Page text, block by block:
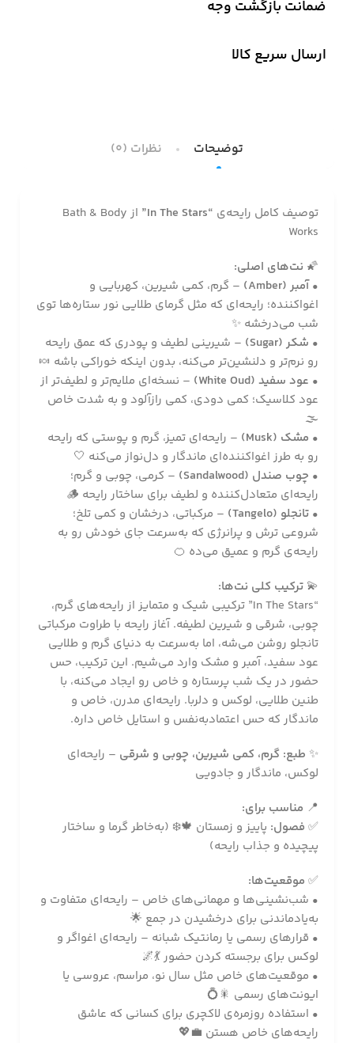
ضمانت بازگشت وجه
ارسال سریع کالا
توضیحات نظرات (0)
توصیف کامل رایحه‌ی “In The Stars”
از Bath & Body
Works
🌠 نت‌های اصلی:
•آمبر (Amber)
– گرم، کمی شیرین، کهربایی و
اغواکننده؛ رایحه‌ای که مثل گرمای طلایی نور ستاره‌ها توی
شب می‌درخشه ✨
• شکر (Sugar)
– شیرینی لطیف و پودری که عمق رایحه
رو نرم‌تر و دلنشین‌تر می‌کنه، بدون اینکه خوراکی باشه 🍬
• عود سفید (White Oud)
– نسخه‌ای ملایم‌تر و لطیف‌تر از
عود کلاسیک؛ کمی دودی، کمی رازآلود و به شدت خاص
🌫️
• مشک (Musk)
– رایحه‌ای تمیز، گرم و پوستی که رایحه
رو به طرز اغواکننده‌ای ماندگار و دل‌نواز می‌کنه 🤍
• چوب صندل (Sandalwood)
– کرمی، چوبی و گرم؛
رایحه‌ای متعادل‌کننده و لطیف برای ساختار رایحه 🪵
• تانجلو (Tangelo)
– مرکباتی، درخشان و کمی تلخ؛
شروعی ترش و پرانرژی که به‌سرعت جای خودش رو به
رایحه‌ی گرم و عمیق می‌ده 🍊
💫 ترکیب کلی نت‌ها:
“In The Stars” ترکیبی شیک و متمایز از رایحه‌های گرم،
چوبی، شرقی و شیرین لطیفه. آغاز رایحه با طراوت مرکباتی
تانجلو روشن می‌شه، اما به‌سرعت به دنیای گرم و طلایی
عود سفید، آمبر و مشک وارد می‌شیم. این ترکیب، حس
حضور در یک شب پرستاره و خاص رو ایجاد می‌کنه، با
طنین طلایی، لوکس و دلربا. رایحه‌ای مدرن، خاص و
ماندگار که حس اعتماد‌به‌نفس و استایل خاص داره.
✨ طبع: گرم، کمی شیرین، چوبی و شرقی – رایحه‌ای
لوکس، ماندگار و جادویی
📍 مناسب برای:
✅ فصول: پاییز و زمستان 🍁❄️ (به‌خاطر گرما و ساختار
پیچیده و جذاب رایحه)
✅ موقعیت‌ها:
• شب‌نشینی‌ها و مهمانی‌های خاص – رایحه‌ای متفاوت و
به‌یاد‌ماندنی برای درخشیدن در جمع 🌟
• قرارهای رسمی یا رمانتیک شبانه – رایحه‌ای اغواگر و
لوکس برای برجسته کردن حضور 💃🌌
• موقعیت‌های خاص مثل سال نو، مراسم، عروسی یا
ایونت‌های رسمی 🎇💍
• استفاده روزمره‌ی لاکچری برای کسانی که عاشق
رایحه‌های خاص هستن 💼💖